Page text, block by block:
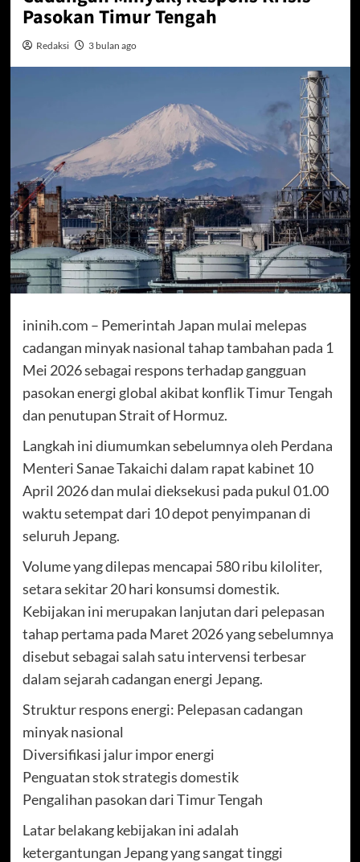
Pasokan Timur Tengah
Redaksi 3 bulan ago
ininih.com – Pemerintah Japan mulai melepas
cadangan minyak nasional tahap tambahan pada 1
Mei 2026 sebagai respons terhadap gangguan
pasokan energi global akibat konflik Timur Tengah
dan penutupan Strait of Hormuz.
Langkah ini diumumkan sebelumnya oleh Perdana
Menteri Sanae Takaichi dalam rapat kabinet 10
April 2026 dan mulai dieksekusi pada pukul 01.00
waktu setempat dari 10 depot penyimpanan di
seluruh Jepang.
Volume yang dilepas mencapai 580 ribu kiloliter,
setara sekitar 20 hari konsumsi domestik.
Kebijakan ini merupakan lanjutan dari pelepasan
tahap pertama pada Maret 2026 yang sebelumnya
disebut sebagai salah satu intervensi terbesar
dalam sejarah cadangan energi Jepang.
Struktur respons energi: Pelepasan cadangan
minyak nasional
Diversifikasi jalur impor energi
Penguatan stok strategis domestik
Pengalihan pasokan dari Timur Tengah
Latar belakang kebijakan ini adalah
ketergantungan Jepang yang sangat tinggi